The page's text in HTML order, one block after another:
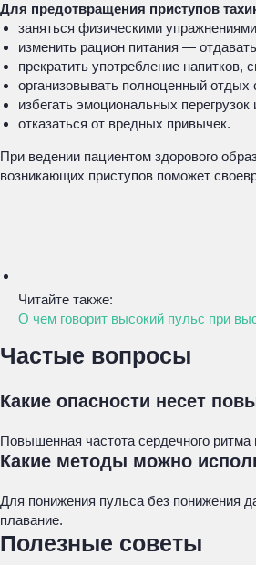
Для предотвращения приступов
заняться физическими
изменить рацион питания —
прекратить употребление
организовывать полноценный
избегать эмоциональных
отказаться от вредных привычек.
При ведении пациентом здорового
возникающих приступов поможет
Читайте также:
О чем говорит высокий пульс при
Частые вопросы
Какие опасности несет
Повышенная частота сердечного
Какие методы можно
Для понижения пульса без понижения
плавание.
Полезные советы